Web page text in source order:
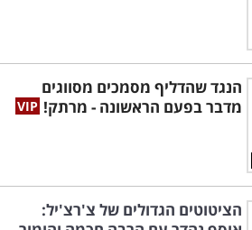
הנגד שהדליף מסמכים מסווגים
מדבר בפעם הראשונה - מרתק!
הציטוטים הגדולים של צ'רצ'יל: